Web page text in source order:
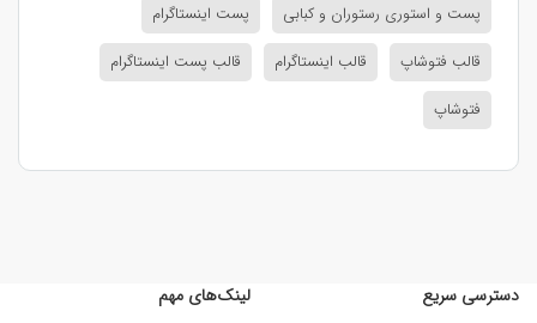
پست و استوری رستوران و کبابی
پست اینستاگرام
قالب فتوشاپ
قالب اینستاگرام
قالب پست اینستاگرام
فتوشاپ
دسترسی سریع لینک‌های مهم